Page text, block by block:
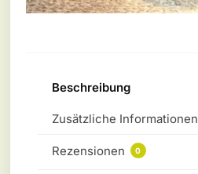
Beschreibung
Zusätzliche Informationen
Rezensionen 0